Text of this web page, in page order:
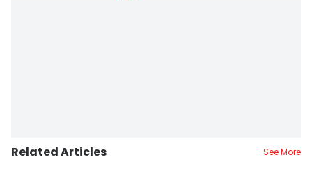
Related Articles See More